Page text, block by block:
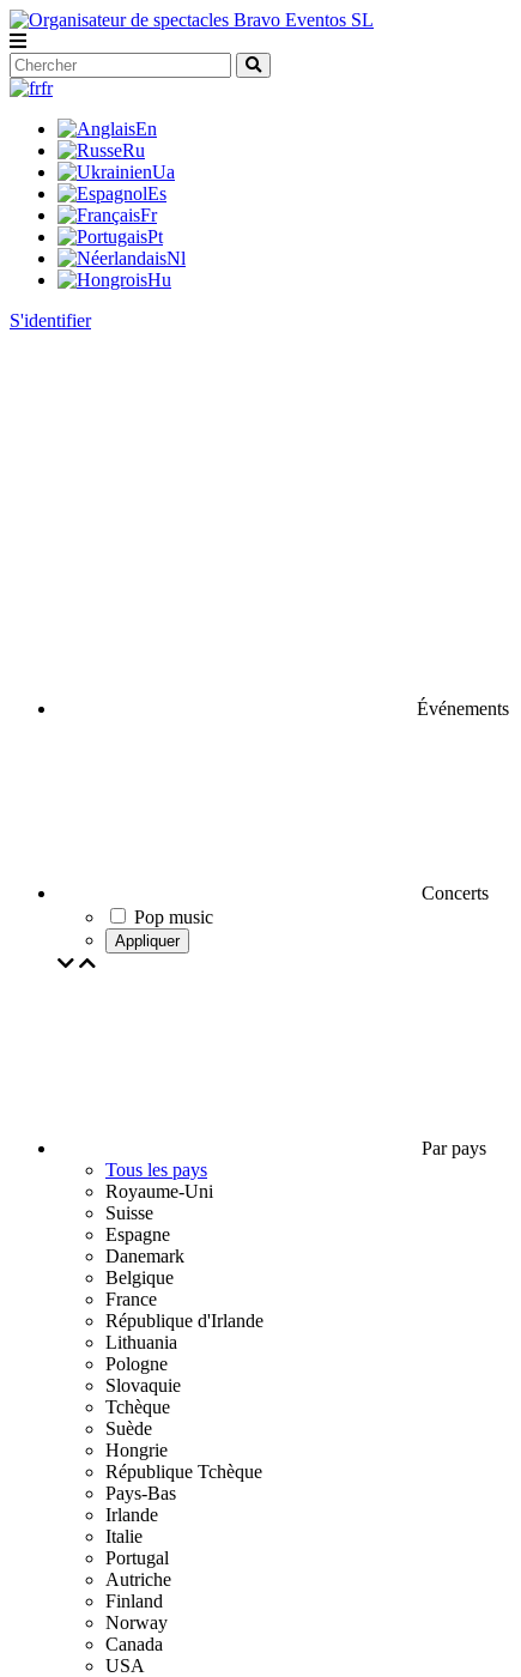
fr
En
Ru
Ua
Es
Fr
Pt
Nl
Hu
S'identifier
Événements
Concerts
Pop music
Appliquer
Par pays
Tous les pays
Royaume-Uni
Suisse
Espagne
Danemark
Belgique
France
République d'Irlande
Lithuania
Pologne
Slovaquie
Tchèque
Suède
Hongrie
République Tchèque
Pays-Bas
Irlande
Italie
Portugal
Autriche
Finland
Norway
Canada
USA